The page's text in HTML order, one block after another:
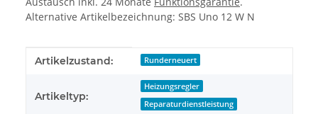
Alternative Artikelbezeichnung: SBS Uno 12 W N
Produkteigenschaft
Wert
Artikelzustand: Runderneuert
Artikeltyp:
Heizungsregler
Reparaturdienstleistung